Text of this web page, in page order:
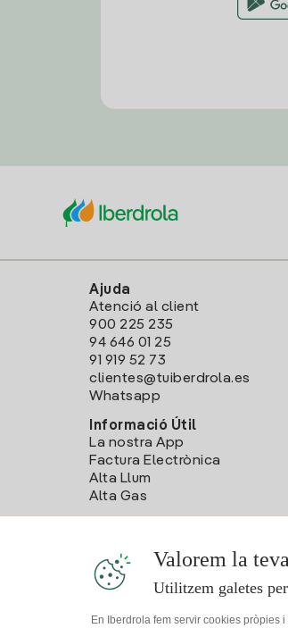
Ajuda
Atenció al client
900 225 235
94 646 01 25
91 919 52 73
clientes@tuiberdrola.es
Whatsapp
Informació Útil
La nostra App
Factura Electrònica
Alta Llum
Alta Gas
Valorem la
Utilitzem galetes
En Iberdrola fem servir cookies pròpies